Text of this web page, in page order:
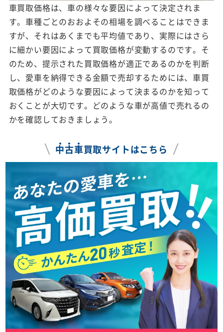
車買取価格は、車の様々な要因によって決定されま
す。車種ごとのおおよその相場を調べることはできま
すが、それはあくまでも平均値であり、実際にはさら
に細かい要因によって買取価格が変動するのです。そ
のため、提示された買取価格が適正であるのかを判断
し、愛車を納得できる金額で売却するためには、車買
取価格がどのような要因によって決まるのかを知って
おくことが大切です。どのような車が高値で売れるの
かを確認しておきましょう。
中古車買取サイトはこちら